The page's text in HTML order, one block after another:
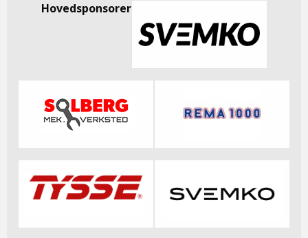
Hovedsponsorer